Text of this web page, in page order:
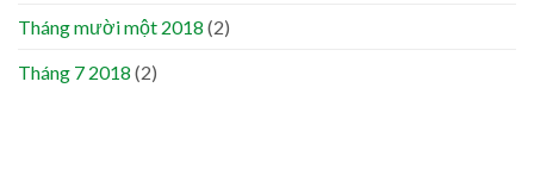
Tháng mười một 2018 (2)
Tháng 7 2018 (2)